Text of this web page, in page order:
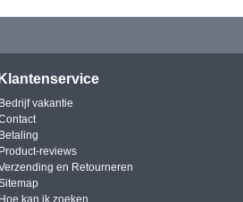
Klantenservice
Bedrijf vakantie
Betaling
Product-reviews
en Retourneren
Hoe kan ik zoeken